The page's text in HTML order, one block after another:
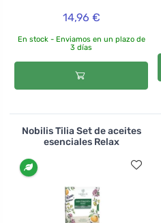
14,96 €
En stock - Enviamos en un plazo de
3 días
Nobilis Tilia Set de aceites
esenciales Relax